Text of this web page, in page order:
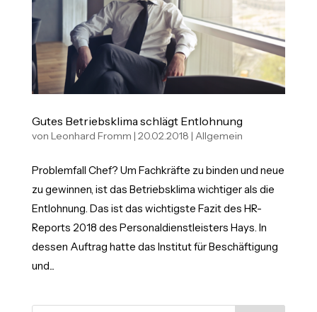
Gutes Betriebsklima schlägt Entlohnung
von Leonhard Fromm | 20.02.2018 | Allgemein
Problemfall Chef? Um Fachkräfte zu binden und neue
zu gewinnen, ist das Betriebsklima wichtiger als die
Entlohnung. Das ist das wichtigste Fazit des HR-
Reports 2018 des Personaldienstleisters Hays. In
dessen Auftrag hatte das Institut für Beschäftigung
und...